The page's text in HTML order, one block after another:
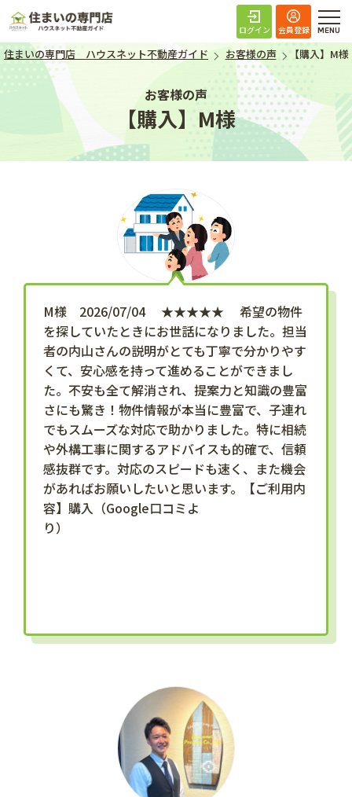
住まいの専門店 ハ
ログイン 会員登録
住まいの専門店 ハウスネット不動産ガイド お客様の声 【購入】M様
お客様の声
【購入】M様
M様 2026/07/04 ★★★★★ 希望の物件
を探していたときにお世話になりました。担当
者の内山さんの説明がとても丁寧で分かりやす
くて、安心感を持って進めることができまし
た。不安も全て解消され、提案力と知識の豊富
さにも驚き！物件情報が本当に豊富で、子連れ
でもスムーズな対応で助かりました。特に相続
や外構工事に関するアドバイスも的確で、信頼
感抜群です。対応のスピードも速く、また機会
があればお願いしたいと思います。【ご利用内
容】購入（Google口コミよ
り）